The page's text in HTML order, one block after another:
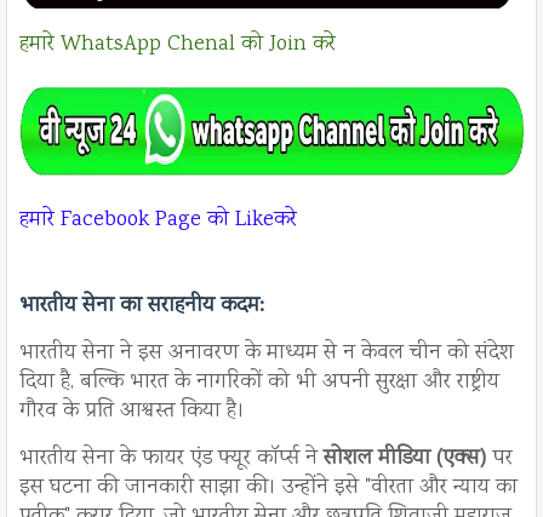
हमारे WhatsApp Chenal को Join करे
हमारे Facebook Page को Likeकरे
भारतीय सेना का सराहनीय कदम:
भारतीय सेना ने इस अनावरण के माध्यम से न केवल चीन को संदेश
दिया है, बल्कि भारत के नागरिकों को भी अपनी सुरक्षा और राष्ट्रीय
गौरव के प्रति आश्वस्त किया है।
भारतीय सेना के फायर एंड फ्यूर कॉर्प्स नेसोशल मीडिया (एक्स)पर
इस घटना की जानकारी साझा की। उन्होंने इसे "वीरता और न्याय का